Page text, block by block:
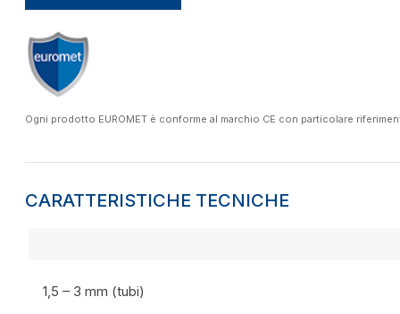
Ogni prodotto EUROMET è conforme al marchio CE con particolare
CARATTERISTICHE TECNICHE
1,5 – 3 mm (tubi)